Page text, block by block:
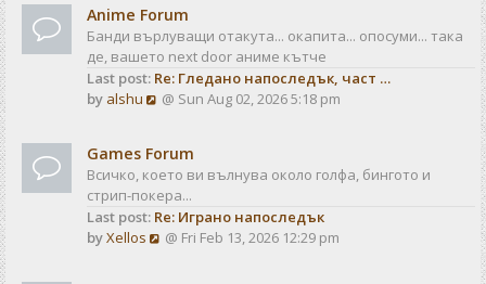
s
e
s
t
p
s
t
w
t
h
e
e
s
t
p
o
Anime Forum
Банди върлуващи отакута... окапита... опосуми... така
де, вашето next door аниме кътче
Last post: Re: Гледано напоследък, част …
by alshu
V
w
t
h
e
l
@ Sun Aug 02, 2026 5:18 pm
Games Forum
Всичко, което ви вълнува около голфа, бингото и
стрип-покера...
Last post: Re: Играно напоследък
byXellos
V@ Fri Feb 13, 2026 12:29 pm